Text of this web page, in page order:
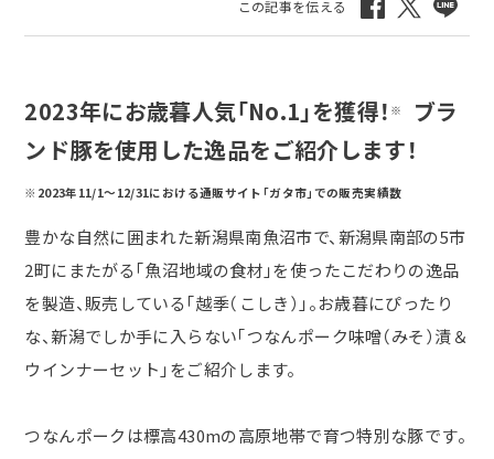
2023年にお歳暮人気「No.1」を獲得！ ※
ブラ
ンド豚を使用した逸品をご紹介します！
※2023年11/1～12/31における通販サイト「ガタ市」での販売実績数
豊かな自然に囲まれた新潟県南魚沼市で、新潟県南部の5市
2町にまたがる「魚沼地域の食材」を使ったこだわりの逸品
を製造、販売している「越季（こしき）」。お歳暮にぴったり
な、新潟でしか手に入らない「つなんポーク味噌（みそ）漬＆
ウインナーセット」をご紹介します。
つなんポークは標高430mの高原地帯で育つ特別な豚です。